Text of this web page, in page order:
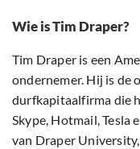
Wie is Tim Draper?
Tim Draper is een
ondernemer. Hij is de
durfkapitaalfirma die
Skype, Hotmail, Tesla
van Draper